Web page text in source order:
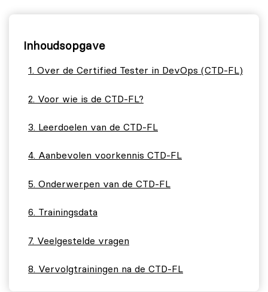
Inhoudsopgave
Over de Certified Tester in DevOps (CTD-FL)
Voor wie is de CTD-FL?
Leerdoelen van de CTD-FL
Aanbevolen voorkennis CTD-FL
Onderwerpen van de CTD-FL
Trainingsdata
Veelgestelde vragen
Vervolgtrainingen na de CTD-FL